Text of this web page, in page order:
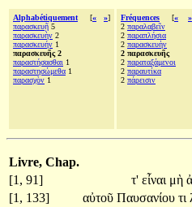
Alphabétiquement [« »]
παρασκευῇ 5
παρασκευὴν 2
παρασκευήν 1
παρασκευῆς 2
παραστήσασθαι 1
παραστησώμεθα 1
παρασχὸν 1
Fréquences [« »
2 παραλαβεῖν
2 παραπλήσια
2 παρασκευὴν
2 παρασκευῆς
2 παραταξάμενοι
2 παραυτίκα
2 πάρεισιν
Livre, Chap.
[1, 91]
τ' εἶναι μὴ
[1, 133]
αὐτοῦ Παυσανίου τι